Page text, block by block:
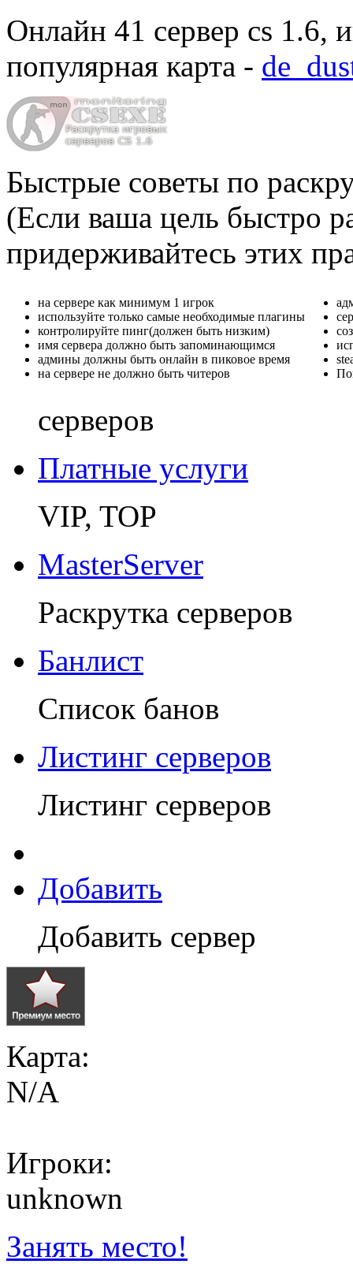
Онлайн 41 сервер cs 1.6,
популярная карта -
Быстрые советы по
(Если ваша цель быстро
придерживайтесь этих
на сервере как минимум 1 игрок
используйте только самые необходимые плагины
контролируйте пинг(должен быть низким)
имя сервера должно быть запоминающимся
админы должны быть онлайн в пиковое время
на сервере не должно быть читеров
серверов
Платные услуги
VIP, TOP
MasterServer
Раскрутка серверов
Банлист
Список банов
Листинг серверов
Листинг серверов
Добавить
Добавить сервер
Карта:
N/A
Игроки:
unknown
Занять место!